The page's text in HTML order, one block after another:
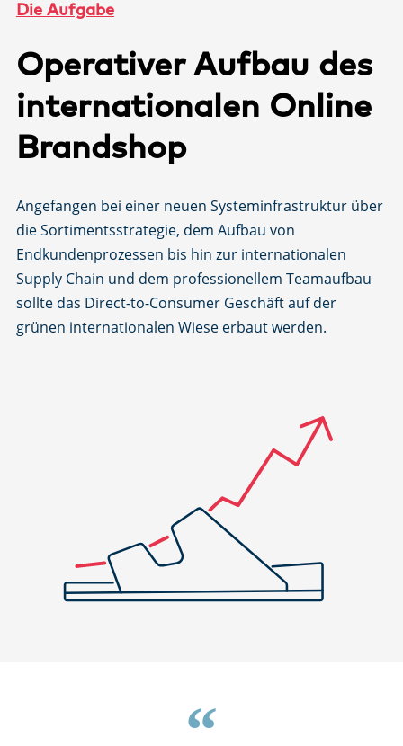
Die Aufgabe
Operativer Aufbau des
internationalen Online
Brandshop
Angefangen bei einer neuen Systeminfrastruktur über
die Sortimentsstrategie, dem Aufbau von
Endkundenprozessen bis hin zur internationalen
Supply Chain und dem professionellem Teamaufbau
sollte das Direct-to-Consumer Geschäft auf der
grünen internationalen Wiese erbaut werden.